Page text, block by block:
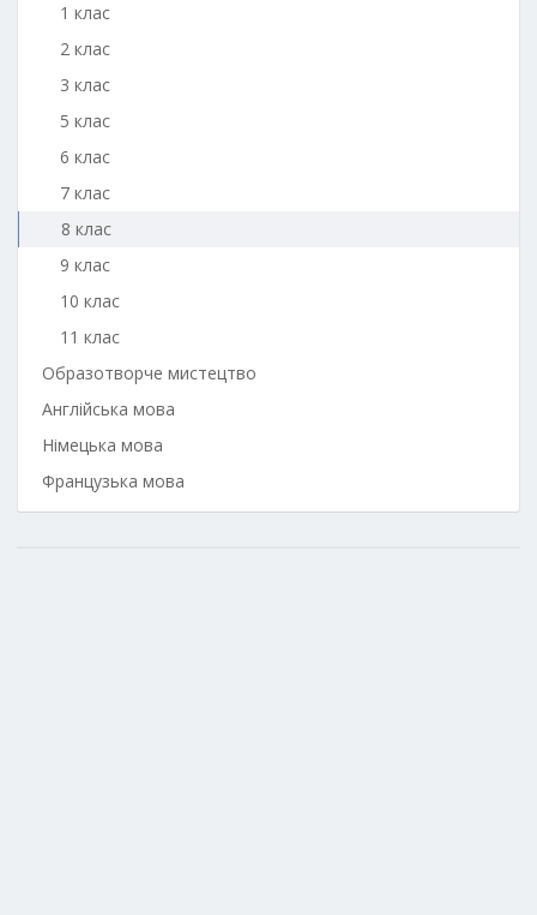
1 клас
2 клас
3 клас
5 клас
6 клас
7 клас
8 клас
9 клас
10 клас
11 клас
Образотворче мистецтво
Англійська мова
Німецька мова
Французька мова